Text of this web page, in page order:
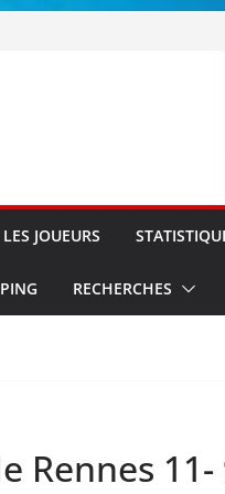
LES JOUEURS
RECHERCHES
Rennes 11-